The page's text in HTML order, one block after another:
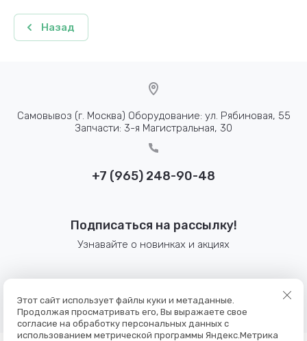
Назад
Политика конфиденциальности
Самовывоз (г. Москва) Оборудование: ул. Рябиновая, 55
Запчасти: 3-я Магистральная, 30
+7 (965) 248-90-48
Подписаться на рассылку!
Узнавайте о новинках и акциях
Этот сайт использует файлы куки и метаданные.
Продолжая просматривать его, Вы выражаете свое
согласие на обработку персональных данных с
использованием метрической программы Яндекс.Метрика